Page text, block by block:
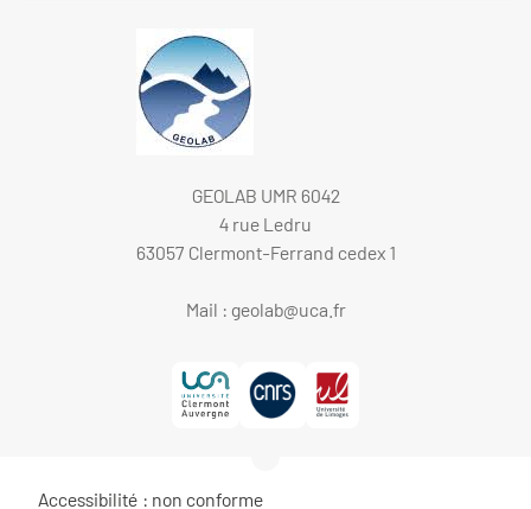
GEOLAB UMR 6042
4 rue Ledru
63057 Clermont-Ferrand cedex 1
Mail : geolab@uca.fr
Accessibilité : non conforme